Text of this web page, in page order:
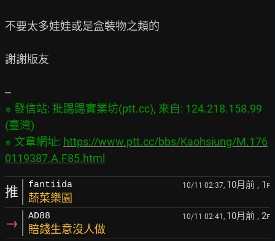
不要太多娃娃或是盒裝物之類的
謝謝版友
※ 發信站: 批踢踢實業坊(ptt.cc), 來自: 124.218.158.99
(臺灣)
※ 文章網址: https://www.ptt.cc/bbs/Kaohsiung/M.176
0119387.A.F85.html
推 fantiida 10/11 02:37, 10月前 , 1 F
蔬菜樂園
→ AD88 10/11 02:41, 10月前 , 2F
賠錢生意沒人做